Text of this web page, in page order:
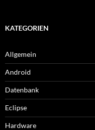
KATEGORIEN
Allgemein
Android
Datenbank
Eclipse
Hardware